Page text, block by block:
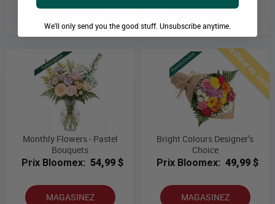
Monthly Flowers - Pastel
Bouquets
Prix Bloomex: 54,99 $
MAGASINEZ
Meilleures
Bright Colours Designer’s
Choice
Prix Bloomex: 49,99 $
MAGASINEZ
We'll only send you the good stuff. Unsubscribe anytime.